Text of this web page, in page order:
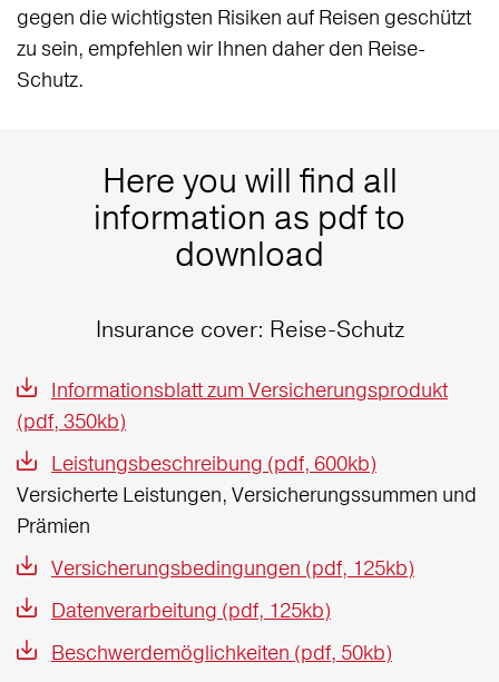
gegen die wichtigsten Risiken auf Reisen geschützt
zu sein, empfehlen wir Ihnen daher den Reise-
Schutz.
Here you will find all
information as pdf to
download
Insurance cover: Reise-Schutz
Informationsblatt zum Versicherungsprodukt
(pdf, 350kb)
Leistungsbeschreibung (pdf, 600kb)
Versicherte Leistungen, Versicherungssummen und
Prämien
Versicherungsbedingungen (pdf, 125kb)
Datenverarbeitung (pdf, 125kb)
Beschwerdemöglichkeiten (pdf, 50kb)